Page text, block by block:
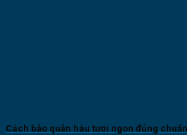
Cách bảo quản hàu tươi ngon đúng chuẩn